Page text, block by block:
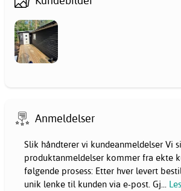
Anmeldelser
Slik håndterer vi kundeanmeldelser Vi
produktanmeldelser kommer fra ekte
følgende prosess: Etter hver levert
unik lenke til kunden via e-post. Gj...